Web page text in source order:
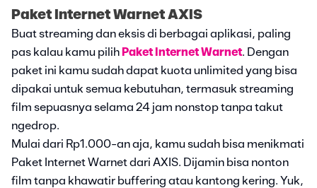
Paket Internet Warnet AXIS
Buat streaming dan eksis di berbagai aplikasi, paling
pas kalau kamu pilih Paket Internet Warnet. Dengan
paket ini kamu sudah dapat kuota unlimited yang bisa
dipakai untuk semua kebutuhan, termasuk streaming
film sepuasnya selama 24 jam nonstop tanpa takut
ngedrop.
Mulai dari Rp1.000-an aja, kamu sudah bisa menikmati
Paket Internet Warnet dari AXIS. Dijamin bisa nonton
film tanpa khawatir buffering atau kantong kering. Yuk,